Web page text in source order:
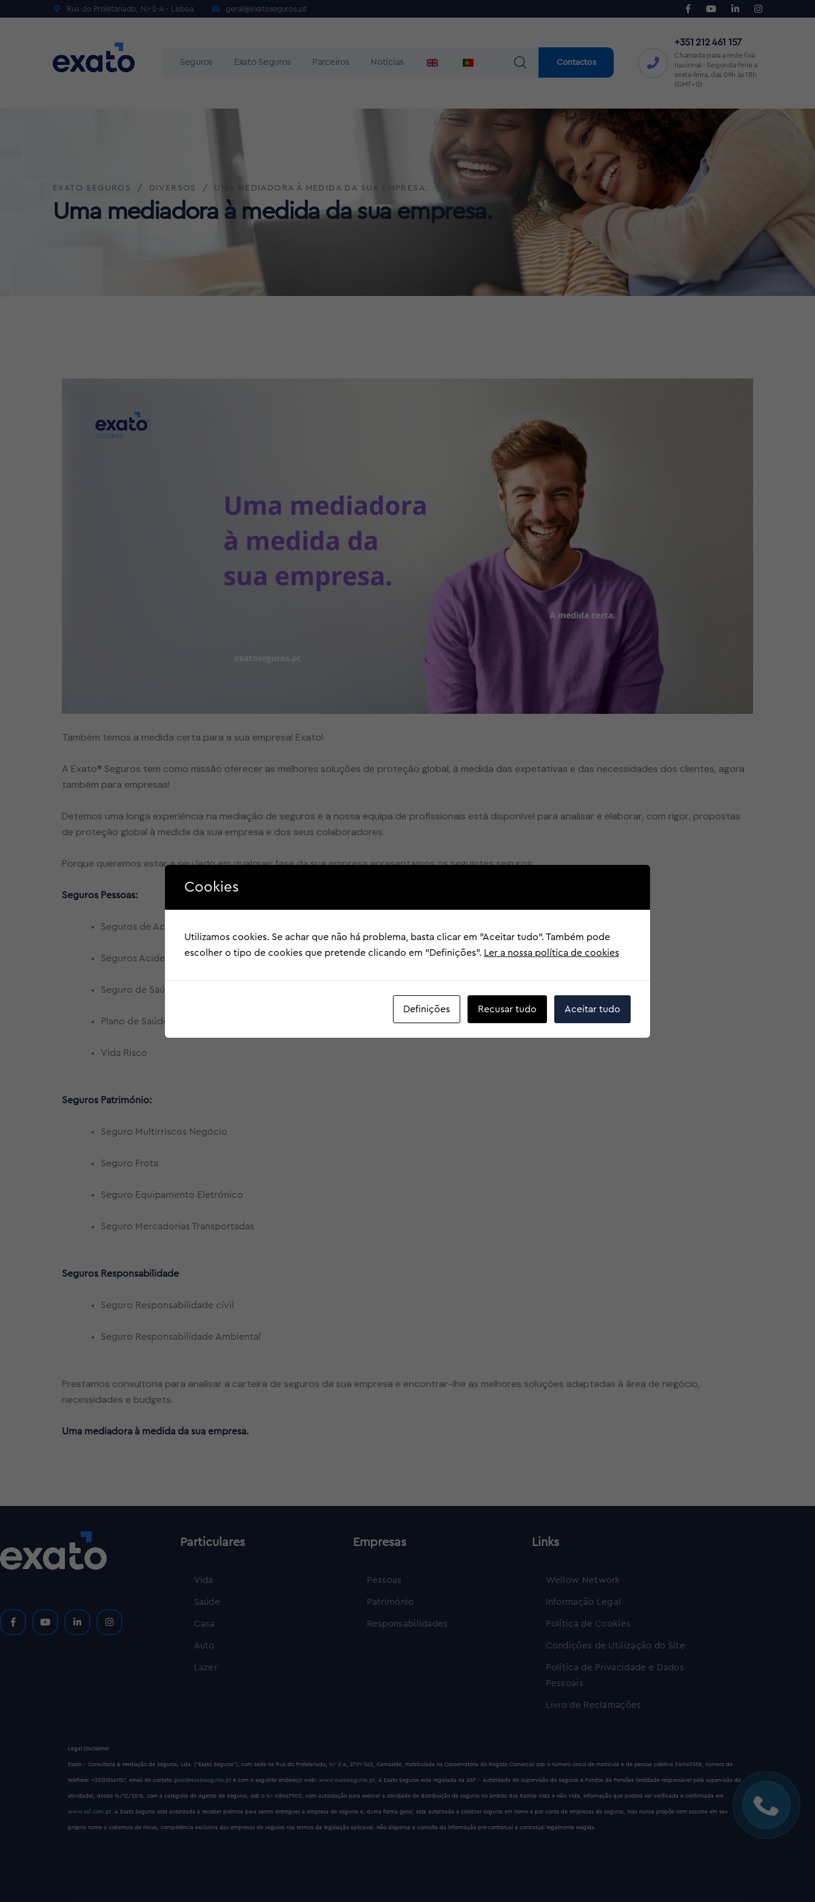
Rua do Proletariado, N.º 2-A - Lisboa geral@exatoseguros.pt
Seguros Exato Seguros Parceiros Notícias Contactos
+351 212 461 157
Chamada para a rede fixa
nacional - Segunda-feira a
sexta-feira, das 09h às 18h
(GMT+0)
EXATO SEGUROS DIVERSOS UMA MEDIADORA À MEDIDA DA SUA EMPRESA.
Uma mediadora à medida da sua empresa.
Também temos a medida certa para a sua empresa! Exato!
A Exato® Seguros tem como missão oferecer as melhores soluções de proteção global, à medida das expetativas e das necessidades dos clientes, agora
também para empresas!
Detemos uma longa experiência na mediação de seguros e a nossa equipa de profissionais está disponível para analisar e elaborar, com rigor, propostas
de proteção global à medida da sua empresa e dos seus colaboradores.
Porque queremos estar a seu lado em qualquer fase da sua empresa apresentamos os seguintes seguros:
Seguros Pessoas:
Seguros de Acidentes Pessoais
Seguros Acidentes de Trabalho
Seguro de Saúde
Plano de Saúde
Vida Risco
Seguros Património:
Seguro Multirriscos Negócio
Seguro Frota
Seguro Equipamento Eletrónico
Seguro Mercadorias Transportadas
Seguros Responsabilidade
Seguro Responsabilidade cívil
Seguro Responsabilidade Ambiental
Prestamos consultoria para analisar a carteira de seguros da sua empresa e encontrar-lhe as melhores soluções adaptadas á área de negócio,
necessidades e budgets.
Uma mediadora à medida da sua empresa.
Particulares
Vida
Saúde
Casa
Auto
Lazer
Empresas
Pessoas
Património
Responsabilidades
Links
Wellow Network
Informação Legal
Política de Cookies
Condições de Utilização do Site
Política de Privacidade e Dados
Pessoais
Livro de Reclamações
Legal Disclaimer
Exato – Consultoria & Mediação de Seguros, Lda. (“Exato Seguros”), com sede na Rua do Proletariado, n.º 2-A, 2791-563, Carnaxide, matriculada na Conservatória do Registo Comercial sob o número único de matrícula e de pessoa coletiva 514960558, número de
telefone: +351212461157, email de contato geral@exatoseguros.pt e com o seguinte endereço web: www.exatoseguros.pt. A Exato Seguros está registada na ASF – Autoridade de Supervisão de Seguros e Fundos de Pensões (entidade responsável pela supervisão da
atividade), desde 14/12/2018, com a categoria de Agente de Seguros, sob o n.º 418467900, com autorização para exercer a atividade de distribuição de seguros no âmbito dos Ramos Vida e Não Vida, informação que poderá ser verificada e confirmada em
www.asf.com.pt .A Exato Seguros está autorizada a receber prémios para serem entregues à empresa de seguros e, duma forma geral, está autorizada a celebrar seguros em nome e por conta de empresas de seguros, mas nunca propõe nem assume em seu
próprio nome a cobertura de riscos, competência exclusiva das empresas de seguros nos termos da legislação aplicável. Não dispensa a consulta da informação pré-contratual e contratual legalmente exigida.
Cookies
Utilizamos cookies. Se achar que não há problema, basta clicar em "Aceitar tudo". Também pode
escolher o tipo de cookies que pretende clicando em "Definições". Ler a nossa política de cookies
Definições Recusar tudo Aceitar tudo